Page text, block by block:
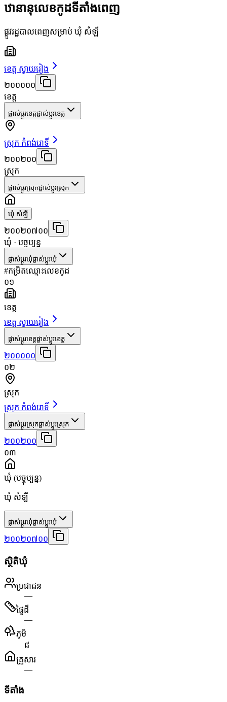
ឋានានុលេខកូដទីតាំងពេញ
ផ្លូវរដ្ឋបាលពេញសម្រាប់ ឃុំ សំឡី
ខេត្ត ស្វាយរៀង
២០០០០០
ខេត្ត
ផ្លាស់ប្តូរខេត្តផ្លាស់ប្តូរខេត្ត
ស្រុក កំពង់រោទិ៍
២០០២០០
ស្រុក
ផ្លាស់ប្តូរស្រុកផ្លាស់ប្តូរស្រុក
ឃុំ សំឡី
២០០២០៧០០
ឃុំ · បច្ចុប្បន្ន
ផ្លាស់ប្តូរឃុំផ្លាស់ប្តូរឃុំ
#កម្រិតឈ្មោះលេខកូដ
០១
ខេត្ត
ខេត្ត ស្វាយរៀង
ផ្លាស់ប្តូរខេត្តផ្លាស់ប្តូរខេត្ត
២០០០០០
០២
ស្រុក
ស្រុក កំពង់រោទិ៍
ផ្លាស់ប្តូរស្រុកផ្លាស់ប្តូរស្រុក
២០០២០០
០៣
ឃុំ (បច្ចុប្បន្ន)
ឃុំ សំឡី
ផ្លាស់ប្តូរឃុំផ្លាស់ប្តូរឃុំ
២០០២០៧០០
ស្ថិតិឃុំ
ប្រជាជន
—
ផ្ទៃដី
—
ភូមិ
៨
គ្រួសារ
—
ទីតាំង